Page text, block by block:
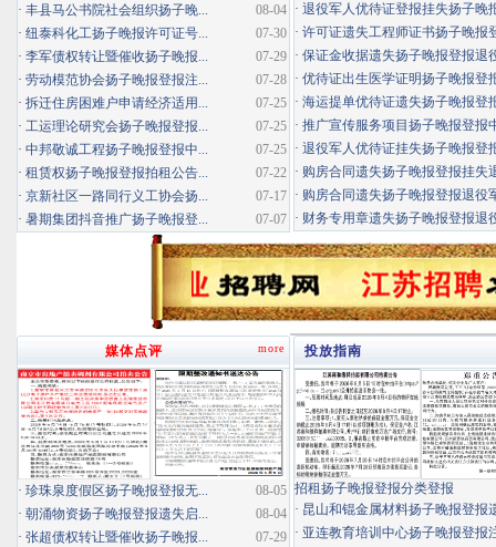
· 退役军人优待证登报挂失扬子晚
· 许可证遗失工程师证书扬子晚报
· 保证金收据遗失扬子晚报登报退
· 优待证出生医学证明扬子晚报登
· 海运提单优待证遗失扬子晚报登
· 推广宣传服务项目扬子晚报登报
· 退役军人优待证挂失扬子晚报登
· 购房合同遗失扬子晚报登报挂失
· 购房合同遗失扬子晚报登报退役
· 财务专用章遗失扬子晚报登报退
08-04
· 丰县马公书院社会组织扬子晚...
07-30
· 纽泰科化工扬子晚报许可证号...
07-29
· 李军债权转让暨催收扬子晚报...
07-28
· 劳动模范协会扬子晚报登报注...
07-25
· 拆迁住房困难户申请经济适用...
07-25
· 工运理论研究会扬子晚报登报...
07-25
· 中邦敬诚工程扬子晚报登报中...
07-22
· 租赁权扬子晚报登报拍租公告...
07-17
· 京新社区一路同行义工协会扬...
07-07
· 暑期集团抖音推广扬子晚报登...
投放指南
招租扬子晚报登报分类登报
· 昆山和锟金属材料扬子晚报登报
· 亚连教育培训中心扬子晚报登报
more
媒体点评
08-05
· 珍珠泉度假区扬子晚报登报无...
08-04
· 朝涌物资扬子晚报登报遗失启...
07-29
· 张超债权转让暨催收扬子晚报...